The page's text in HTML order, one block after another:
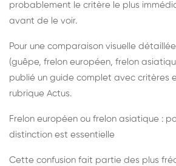
probablement le critère le plus
avant de le voir.
Pour une comparaison visuelle
(guêpe, frelon européen, frelon
publié un guide complet avec critères
rubrique Actus.
Frelon européen ou frelon asiatique :
distinction est essentielle
Cette confusion fait partie des plus